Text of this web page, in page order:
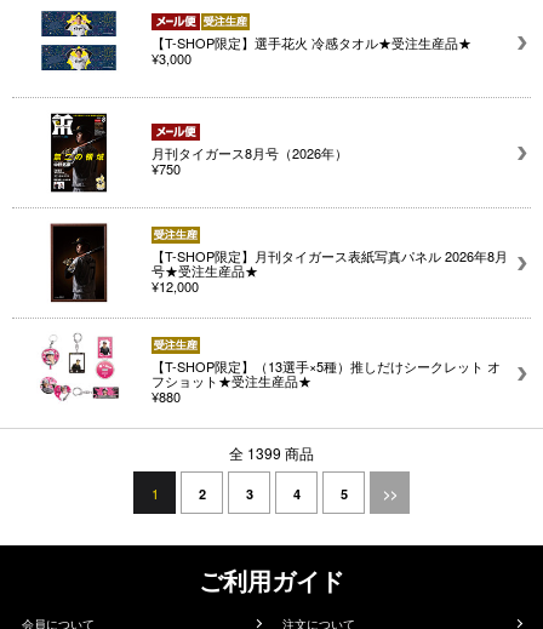
【T-SHOP限定】選手花火 冷感タオル★受注生産品★
¥3,000
月刊タイガース8月号（2026年）
¥750
【T-SHOP限定】月刊タイガース表紙写真パネル 2026年8月
号★受注生産品★
¥12,000
【T-SHOP限定】（13選手×5種）推しだけシークレット オ
フショット★受注生産品★
¥880
全 1399 商品
1 2 3 4 5 >>
ご利用ガイド
会員について 注文について